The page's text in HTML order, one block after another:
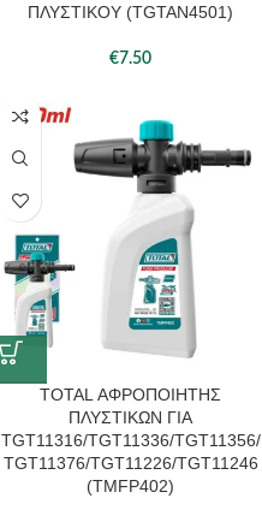
ΠΛΥΣΤΙΚΟΥ (TGTAN4501)
€7.50
TOTAL ΑΦΡΟΠΟΙΗΤΗΣ
ΠΛΥΣΤΙΚΩΝ ΓΙΑ
TGT11316/TGT11336/TGT11356/
TGT11376/TGT11226/TGT11246
(TMFP402)